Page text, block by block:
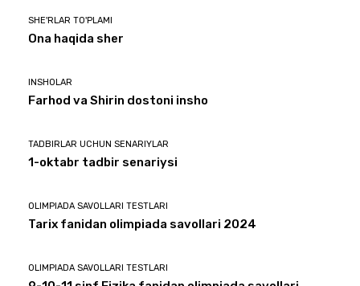
SHE'RLAR TO'PLAMI
Ona haqida sher
INSHOLAR
Farhod va Shirin dostoni insho
TADBIRLAR UCHUN SENARIYLAR
1-oktabr tadbir senariysi
OLIMPIADA SAVOLLARI TESTLARI
Tarix fanidan olimpiada savollari 2024
OLIMPIADA SAVOLLARI TESTLARI